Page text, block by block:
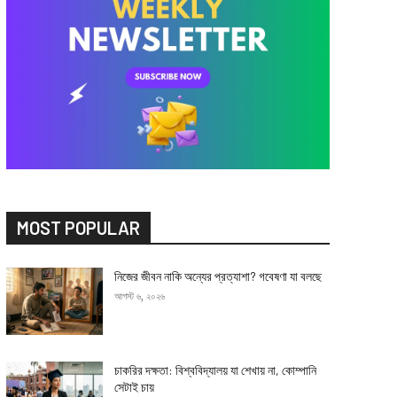
MOST POPULAR
নিজের জীবন নাকি অন্যের প্রত্যাশা? গবেষণা যা বলছে
আগস্ট ৬, ২০২৬
চাকরির দক্ষতা: বিশ্ববিদ্যালয় যা শেখায় না, কোম্পানি
সেটাই চায়